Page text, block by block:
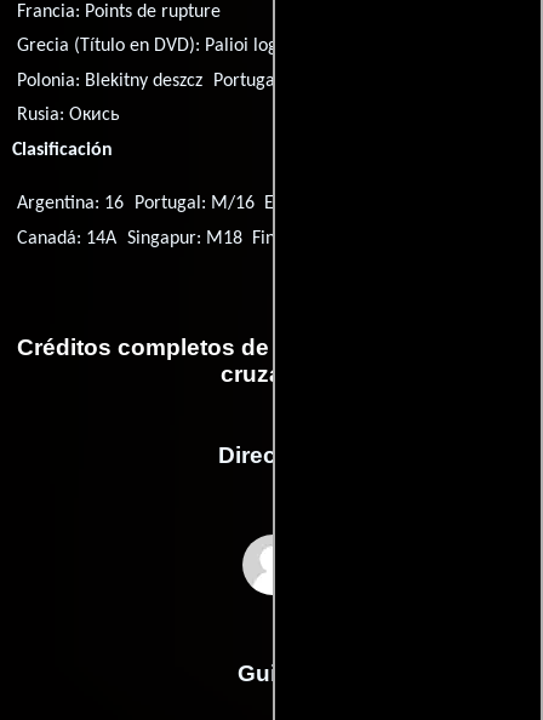
Francia: Points de rupture
Grecia (Título en DVD): Palioi logariasmoi
Polonia: Blekitny deszcz Portugal:
Rusia:Окись
Clasificación
Argentina: 16 Portugal: M/16 EE.UU.: R
Canadá: 14A Singapur: M18 Finlandia: K-15
Créditos completos de la película Esperanzas
cruzadas
Dirección
Guión